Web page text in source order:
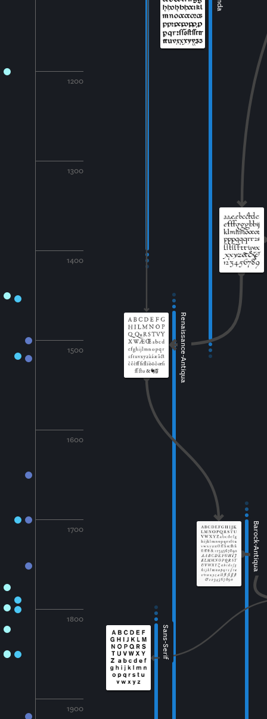
1200
1300
1400
1500
1600
1700
1800
1900
Renaissance-Antiqua
Barock-Antiqua
Sans-Serif